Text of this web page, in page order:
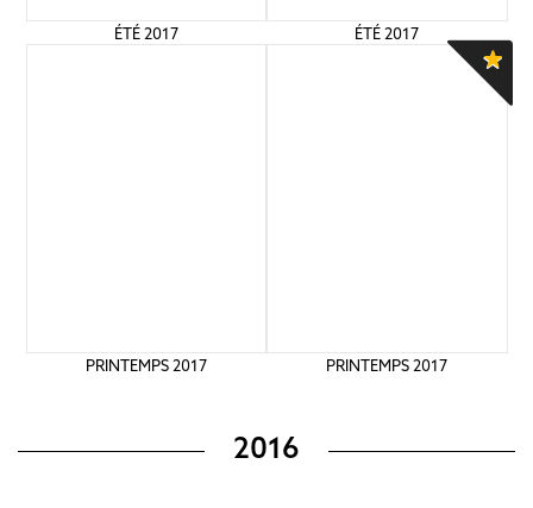
ÉTÉ 2017 ÉTÉ 2017
PRINTEMPS 2017 PRINTEMPS 2017
2016